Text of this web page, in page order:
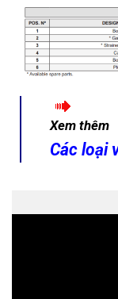
Xem thêm
Các loại